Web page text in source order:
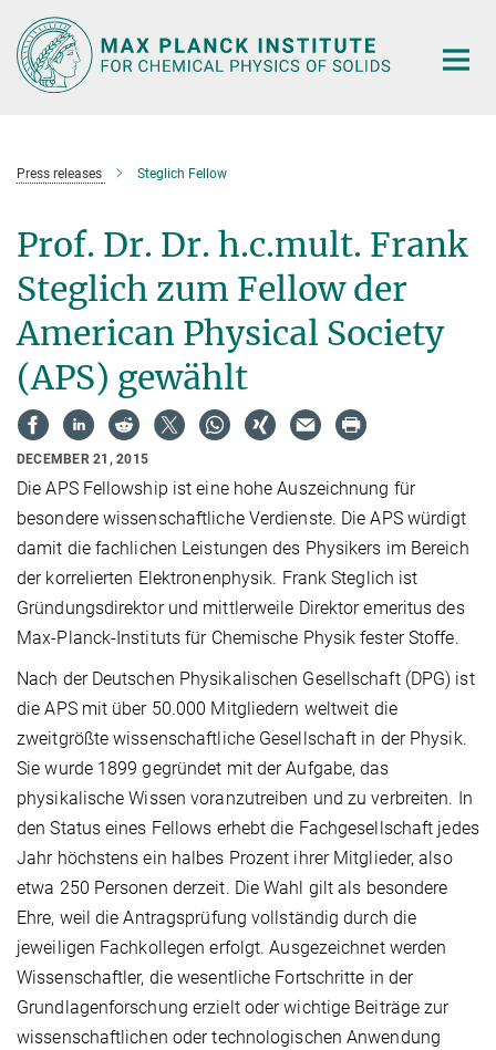
Main-
Content
Press releases Steglich Fellow
Prof. Dr. Dr. h.c.mult. Frank
Steglich zum Fellow der
American Physical Society
(APS) gewählt
DECEMBER 21, 2015
Die APS Fellowship ist eine hohe Auszeichnung für
besondere wissenschaftliche Verdienste. Die APS würdigt
damit die fachlichen Leistungen des Physikers im Bereich
der korrelierten Elektronenphysik. Frank Steglich ist
Gründungsdirektor und mittlerweile Direktor emeritus des
Max-Planck-Instituts für Chemische Physik fester Stoffe.
Nach der Deutschen Physikalischen Gesellschaft (DPG) ist
die APS mit über 50.000 Mitgliedern weltweit die
zweitgrößte wissenschaftliche Gesellschaft in der Physik.
Sie wurde 1899 gegründet mit der Aufgabe, das
physikalische Wissen voranzutreiben und zu verbreiten. In
den Status eines Fellows erhebt die Fachgesellschaft jedes
Jahr höchstens ein halbes Prozent ihrer Mitglieder, also
etwa 250 Personen derzeit. Die Wahl gilt als besondere
Ehre, weil die Antragsprüfung vollständig durch die
jeweiligen Fachkollegen erfolgt. Ausgezeichnet werden
Wissenschaftler, die wesentliche Fortschritte in der
Grundlagenforschung erzielt oder wichtige Beiträge zur
wissenschaftlichen oder technologischen Anwendung